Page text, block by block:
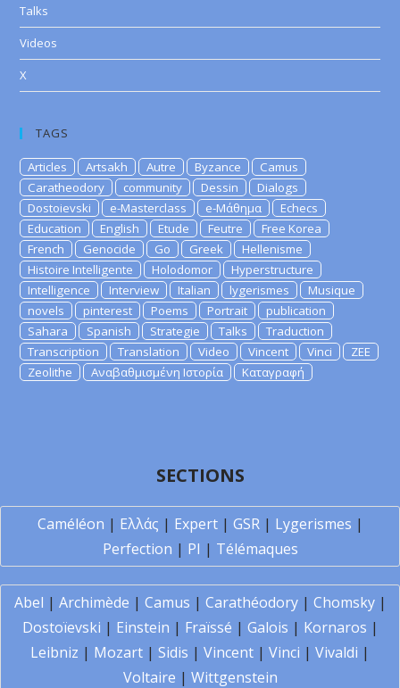
Talks
Videos
X
TAGS
Articles Artsakh Autre Byzance
Camus
Caratheodory
community Dessin
Dialogs
Dostoievski
e-Masterclass e-Μάθημα
Echecs
Education
English Etude Feutre
Free Korea
French
Genocide Go Greek
Hellenisme
Histoire Intelligente
Holodomor
Hyperstructure
Intelligence
Interview Italian lygerismes
Musique
novels
pinterest Poems Portrait
publication
Sahara
Spanish Strategie Talks
Traduction
Transcription
Translation Video Vincent Vinci
ZEE
Zeolithe
Αναβαθμισμένη Ιστορία Καταγραφή
SECTIONS
Caméléon | Ελλάς | Expert| GSR| Lygerismes |
Perfection | PI | Télémaques
Abel | Archimède | Camus | Carathéodory| Chomsky|
Dostoïevski | Einstein | Fraïssé | Galois | Kornaros |
Leibniz | Mozart | Sidis | Vincent | Vinci | Vivaldi |
Voltaire | Wittgenstein